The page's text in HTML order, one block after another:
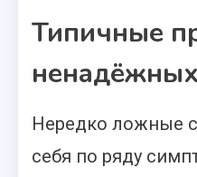
Типичные
Нередко ложные
себя по ряду